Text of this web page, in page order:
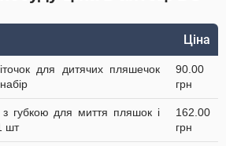
Ціна
для дитячих пляшечок
90.00
грн
губкою для миття пляшок і
шт
162.00
грн